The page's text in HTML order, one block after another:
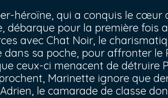
héroïne, qui a conquis le cœur
débarque pour la première fois
avec Chat Noir, le
dans sa poche, pour affronter le
ceux-ci menacent de détruire
Marinette ignore que
le camarade de classe